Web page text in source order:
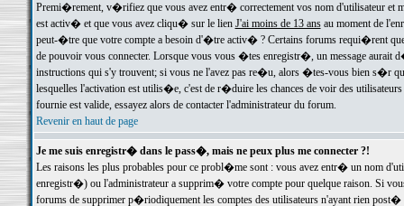
Premi�rement, v�rifiez que vous avez entr� correctement vos nom d'utilisateur
est activ� et que vous avez cliqu� sur le lien J'ai moins de 13 ansau moment de
peut-�tre que votre compte a besoin d'�tre activ� ? Certains forums requi�rent
de pouvoir vous connecter. Lorsque vous vous �tes enregistr�, un message aurait
instructions qui s'y trouvent; si vous ne l'avez pas re�u, alors �tes-vous bien s�r
lesquelles l'activation est utilis�e, c'est de r�duire les chances de voir des
fournie est valide, essayez alors de contacter l'administrateur du forum.
Revenir en haut de page
Je me suis enregistr� dans le pass�, mais ne peux plus me connecter ?!
Les raisons les plus probables pour ce probl�me sont : vous avez entr� un nom
enregistr�) ou l'administrateur a supprim� votre compte pour quelque raison. Si
forums de supprimer p�riodiquement les comptes des utilisateurs n'ayant rien